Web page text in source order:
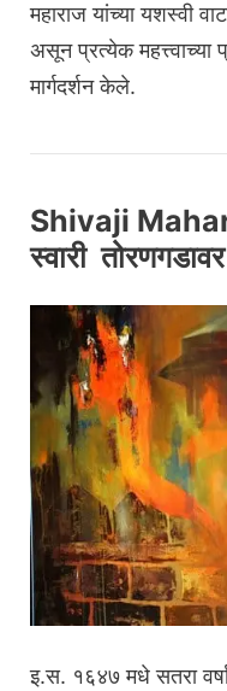
महाराज यांच्या यशस्वी
असून प्रत्येक महत्त्वाच्या
मार्गदर्शन केले.
Shivaji
स्वारी
इ.स. १६४७ मधे सतरा